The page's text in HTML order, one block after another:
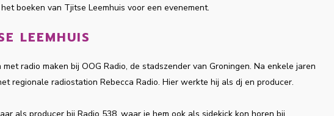
boeken van Tjitse Leemhuis voor een evenement.
LEEMHUIS
radio maken bij OOG Radio, de stadszender van Groningen. Na enkele jaren
regionale radiostation Rebecca Radio. Hier werkte hij als dj en producer.